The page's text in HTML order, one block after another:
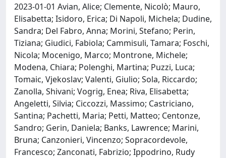
2023-01-01 Avian, Alice; Clemente, Nicolò; Mauro,
Elisabetta; Isidoro, Erica; Di Napoli, Michela; Dudine,
Sandra; Del Fabro, Anna; Morini, Stefano; Perin,
Tiziana; Giudici, Fabiola; Cammisuli, Tamara; Foschi,
Nicola; Mocenigo, Marco; Montrone, Michele;
Modena, Chiara; Polenghi, Martina; Puzzi, Luca;
Tomaic, Vjekoslav; Valenti, Giulio; Sola, Riccardo;
Zanolla, Shivani; Vogrig, Enea; Riva, Elisabetta;
Angeletti, Silvia; Ciccozzi, Massimo; Castriciano,
Santina; Pachetti, Maria; Petti, Matteo; Centonze,
Sandro; Gerin, Daniela; Banks, Lawrence; Marini,
Bruna; Canzonieri, Vincenzo; Sopracordevole,
Francesco; Zanconati, Fabrizio; Ippodrino, Rudy